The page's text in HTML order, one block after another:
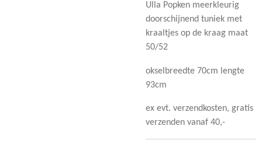
Ulla Popken meerkleurig
doorschijnend tuniek met
kraaltjes op de kraag maat
50/52
okselbreedte 70cm lengte
93cm
ex evt. verzendkosten, gratis
verzenden vanaf 40,-